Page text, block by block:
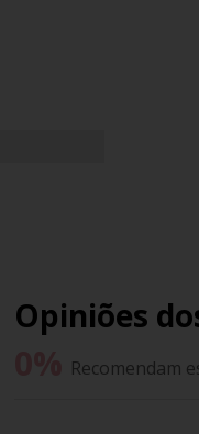
Opiniões
Recomendam